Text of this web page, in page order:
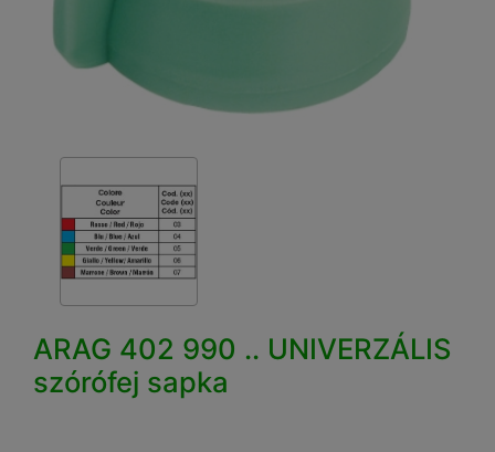
ARAG 402 990 .. UNIVERZÁLIS
szórófej sapka